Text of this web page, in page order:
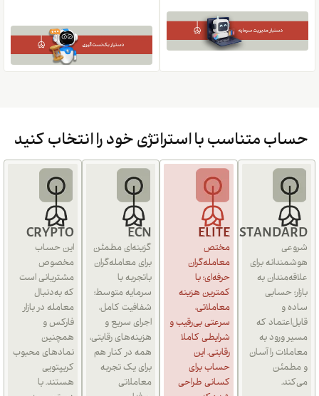
حساب متناسب با استراتژی خود را انتخاب کنید
STANDARD
شروعی
هوشمندانه برای
علاقه‌مندان به
بازار؛ حسابی
ساده و
قابل‌اعتماد که
مسیر ورود به
معاملات را آسان
و مطمئن
می‌کند.
ELITE
مختص
معامله‌گران
حرفه‌ای؛ با
کمترین هزینه
معاملاتی،
سرعتی بی‌رقیب و
شرایطی کاملا
رقابتی. این
حساب برای
کسانی طراحی
ECN
گزینه‌ای مطمئن
برای معامله‌گران
باتجربه با
سرمایه متوسط؛
شفافیت کامل،
اجرای سریع و
هزینه‌های رقابتی،
همه در کنار هم
برای یک تجربه
معاملاتی
CRYPTO
این حساب
مخصوص
مشتریانی است
که به‌دنبال
معامله در بازار
فارکس و
همچنین
نمادهای محبوب
کریپتویی
هستند. با